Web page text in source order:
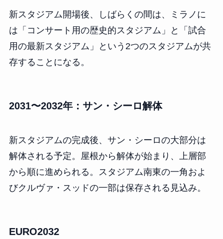
新スタジアム開場後、しばらくの間は、ミラノに
は「コンサート用の歴史的スタジアム」と「試合
用の最新スタジアム」という2つのスタジアムが共
存することになる。
2031〜2032年：サン・シーロ解体
新スタジアムの完成後、サン・シーロの大部分は
解体される予定。屋根から解体が始まり、上層部
から順に進められる。スタジアム南東の一角およ
びクルヴァ・スッドの一部は保存される見込み。
EURO2032